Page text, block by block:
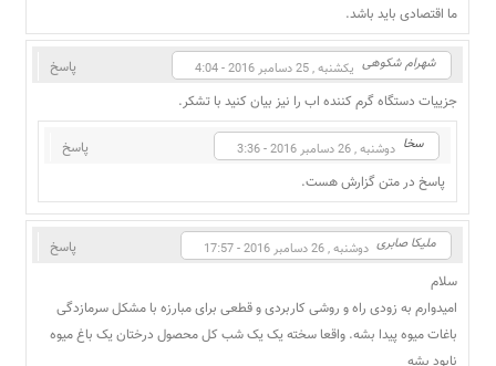
ما اقتصادی باید باشد.
شهرام شکوهی یکشنبه , 25 دسامبر 2016 - 4:04
پاسخ
جزییات دستگاه گرم کننده اب را نیز بیان کنید با تشکر.
سخا دوشنبه , 26 دسامبر 2016 - 3:36
پاسخ
پاسخ در متن گزارش هست.
ملیکا صابری دوشنبه , 26 دسامبر 2016 - 17:57
پاسخ
سلام
امیدوارم به زودی راه و روشی کاربردی و قطعی برای مبارزه با مشکل سرمازدگی
باغات میوه پیدا بشه. واقعا سخته یک یک شب کل محصول درختان یک باغ میوه